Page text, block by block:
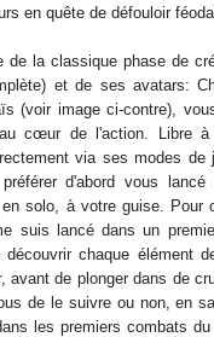
en quête de défouloir
de la classique phase de
et de ses avatars: C
(voir image ci-contre), vou
aucœur de l'action. Libre
via ses modes de
d'abord vous
solo, à votre guise. Pour
suis
lancédans un
chaque élément
, avant de plonger dans de
de l esuivre ou non, en
l es premiers combats